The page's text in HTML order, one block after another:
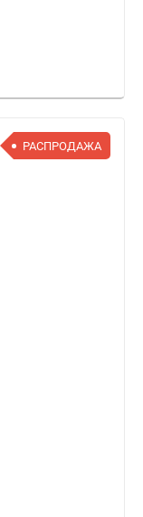
РАСПРОДАЖА